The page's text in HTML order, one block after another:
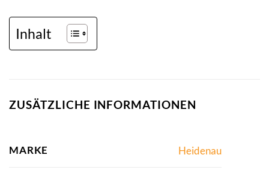
Inhalt
ZUSÄTZLICHE INFORMATIONEN
MARKE Heidenau